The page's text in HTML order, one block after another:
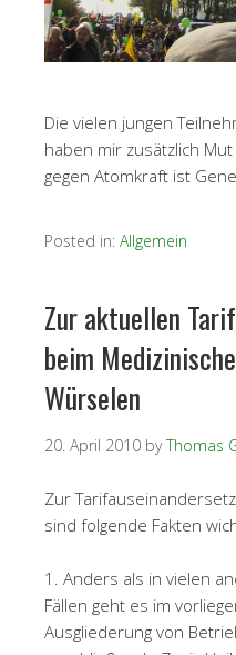
Die vielen jungen
haben mir zusätzlich
gegen Atomkraft ist
Posted in: Allgemein
Zur aktuellen
beim
Würselen
20. April 2010 byThomas
Zur
sind folgende Fakten
1. Anders als in vielen
Fällen geht es im
Ausgliederung von